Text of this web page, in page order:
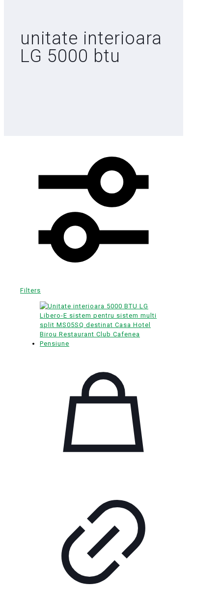
unitate interioara
LG 5000 btu
Filters